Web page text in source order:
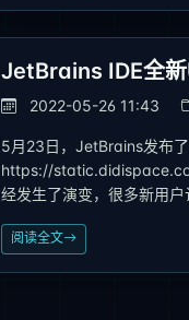
JetBrains IDE全新
2022-05-26 11:43
5月23日，JetBrains发布
https://
经发生了演变，很多新用
阅读全文